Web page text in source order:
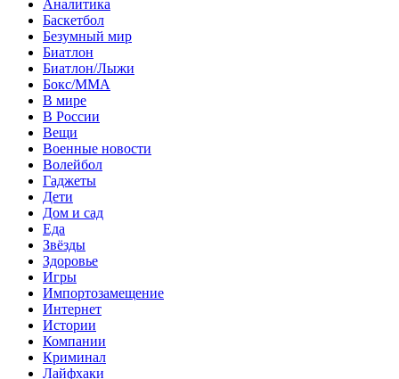
Аналитика
Баскетбол
Безумный мир
Биатлон
Биатлон/Лыжи
Бокс/MMA
В мире
В России
Вещи
Военные новости
Волейбол
Гаджеты
Дети
Дом и сад
Еда
Звёзды
Здоровье
Игры
Импортозамещение
Интернет
Истории
Компании
Криминал
Лайфхаки